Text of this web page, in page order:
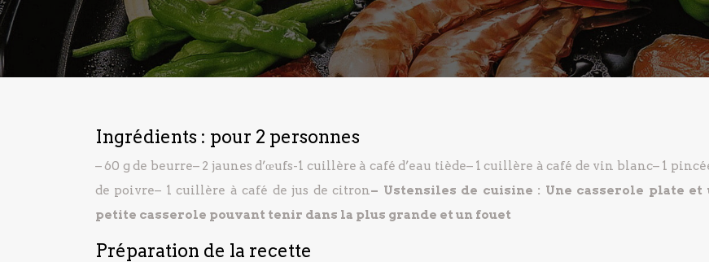
Ingrédients : pour 2 personnes
– 60 g de beurre– 2 jaunes d’œufs-1 cuillère à café d’eau tiède– 1 cuillère à café de vin blanc– 1
de poivre– 1 cuillère à café de jus de citron– Ustensiles de cuisine : Une casserole plate et
petite casserole pouvant tenir dans la plus grande et un fouet
Préparation de la recette